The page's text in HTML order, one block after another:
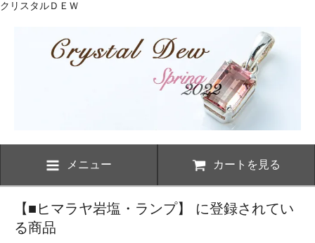
クリスタルＤＥＷ
メニュー カートを見る
【■ヒマラヤ岩塩・ランプ】 に登録されてい
る商品